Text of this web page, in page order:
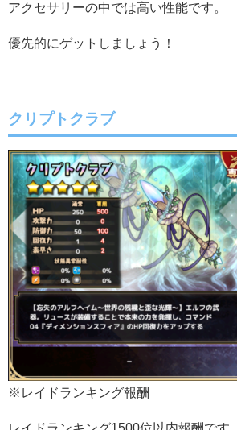
アクセサリーの中では高い性能です。
優先的にゲットしましょう！
クリプトクラブ
※レイドランキング報酬
レイドランキング1500位以内報酬です。